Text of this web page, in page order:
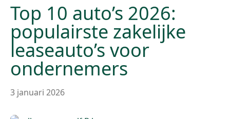
Top 10 auto’s 2026:
populairste zakelijke
leaseauto’s voor
ondernemers
3 januari 2026